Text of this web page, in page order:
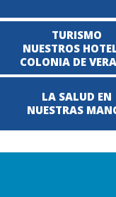
TURISMO
NUESTROS
COLONIA DE
LA SALUD EN
NUESTRAS